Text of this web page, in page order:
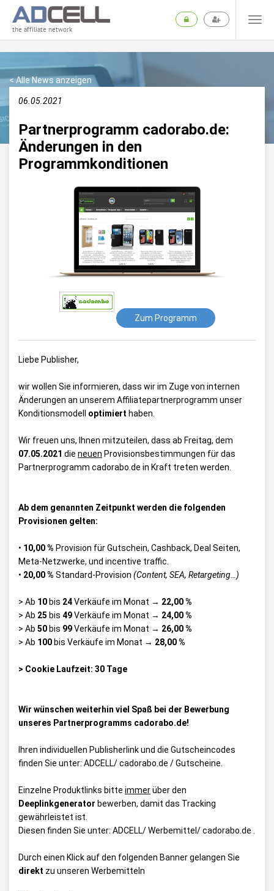
the affiliate network
< Alle News anzeigen
06.05.2021
Partnerprogramm cadorabo.de:
Änderungen in den
Programmkonditionen
Zum Programm
Liebe Publisher,
wir wollen Sie informieren, dass wir im Zuge von internen
Änderungen an unserem Affiliatepartnerprogramm unser
Konditionsmodell optimiert haben.
Wir freuen uns, Ihnen mitzuteilen, dass ab Freitag, dem
07.05.2021 die neuen Provisionsbestimmungen für das
Partnerprogramm cadorabo.de in Kraft treten werden.
Ab dem genannten Zeitpunkt werden die folgenden
Provisionen gelten:
• 10,00 % Provision für Gutschein, Cashback, Deal Seiten,
Meta-Netzwerke, und incentive traffic.
• 20,00 % Standard-Provision (Content, SEA, Retargeting…)
> Ab 10 bis 24Verkäufe im Monat → 22,00 %
> Ab 25 bis 49Verkäufe im Monat → 24,00 %
> Ab 50 bis 99Verkäufe im Monat → 26,00 %
> Ab 100 bis Verkäufe im Monat → 28,00 %
> Cookie Laufzeit: 30 Tage
Wir wünschen weiterhin viel Spaß bei der Bewerbung
unseres Partnerprogramms cadorabo.de!
Ihren individuellen Publisherlink und die Gutscheincodes
finden Sie unter: ADCELL/ cadorabo.de / Gutscheine
Einzelne Produktlinks bitte immerüber den
Deeplinkgenerator bewerben, damit das Tracking
gewährleistet ist.
Diesen finden Sie unter: ADCELL/ Werbemittel/ cadorabo.de
Durch einen Klick auf den folgenden Banner gelangen Sie
direkt zu unseren Werbemitteln